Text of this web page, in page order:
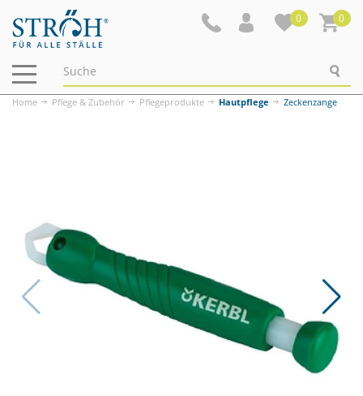
0 0
Navigation
ein-/ausblenden
Home Pflege & Zubehör Pflegeprodukte Hautpflege Zeckenzange